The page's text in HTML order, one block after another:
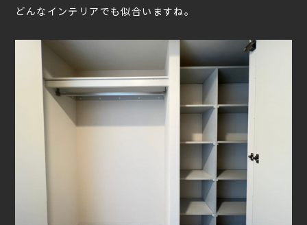
どんなインテリアでも似合いますね。